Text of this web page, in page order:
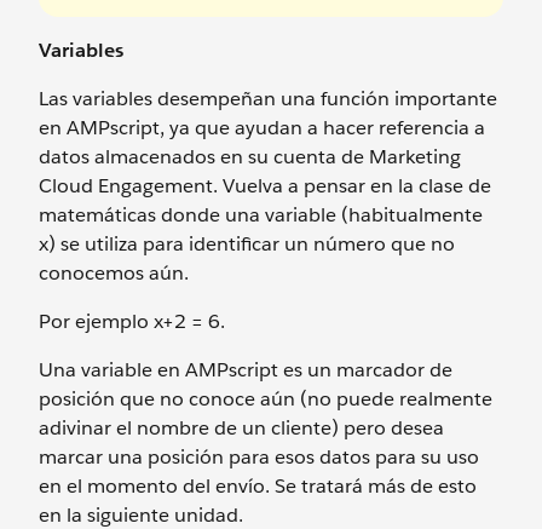
Variables
Las variables desempeñan una función importante
en AMPscript, ya que ayudan a hacer referencia a
datos almacenados en su cuenta de Marketing
Cloud Engagement. Vuelva a pensar en la clase de
matemáticas donde una variable (habitualmente
x) se utiliza para identificar un número que no
conocemos aún.
Por ejemplo x+2 = 6.
Una variable en AMPscript es un marcador de
posición que no conoce aún (no puede realmente
adivinar el nombre de un cliente) pero desea
marcar una posición para esos datos para su uso
en el momento del envío. Se tratará más de esto
en la siguiente unidad.